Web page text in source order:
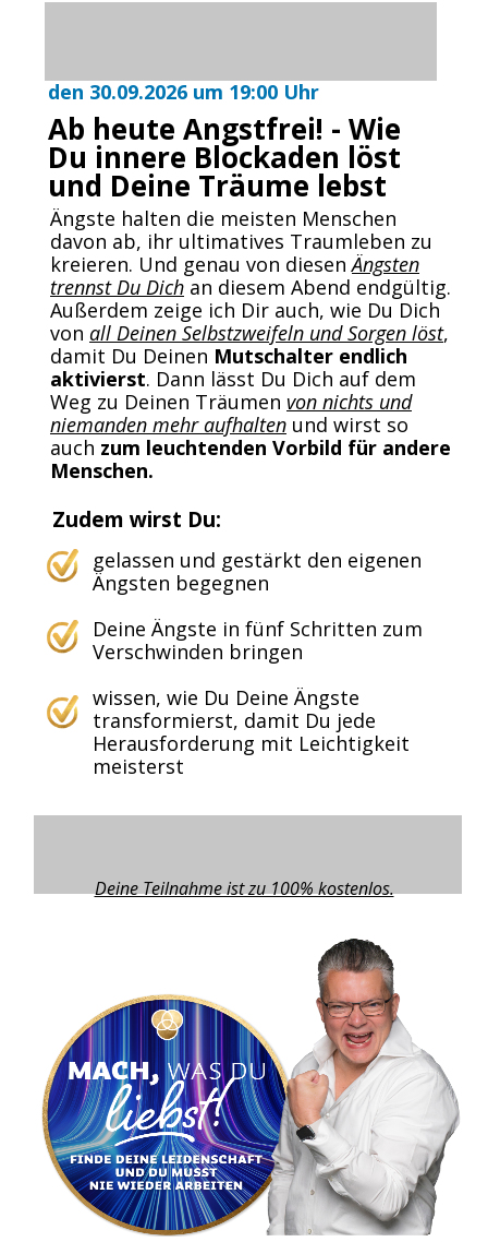
den 30.09.2026 um 19:00 Uhr
Ab heute Angstfrei! - Wie
Du innere Blockaden löst
und Deine Träume lebst
Ängste halten die meisten Menschen
davon ab, ihr ultimatives Traumleben zu
kreieren. Und genau von diesenÄngsten
trennst Du Dich an diesem Abend endgültig.
Außerdem zeige ich Dir auch, wie Du Dich
von all Deinen Selbstzweifeln und Sorgen löst,
damit Du Deinen Mutschalter endlich
aktivierst. Dann lässt Du Dich auf dem
Weg zu Deinen Träumen von nichts und
niemanden mehr aufhalten und wirst so
auch zum leuchtenden Vorbild für andere
Menschen.
Zudem wirst Du:
gelassen und gestärkt den eigenen
Ängsten begegnen
Deine Ängste in fünf Schritten zum
Verschwinden bringen
wissen, wie Du Deine Ängste
transformierst, damit Du jede
Herausforderung mit Leichtigkeit
meisterst
Deine Teilnahme ist zu 100% kostenlos.